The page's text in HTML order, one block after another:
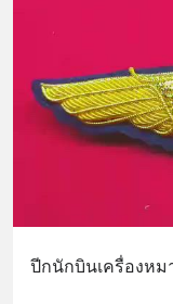
ปีกนักบินเครื่องห